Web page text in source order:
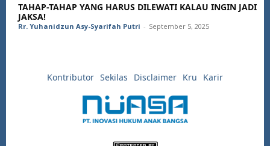
TAHAP-TAHAP YANG HARUS DILEWATI KALAU INGIN JADI
JAKSA!
Rr. Yuhanidzun Asy-Syarifah Putri - September 5, 2025
Kontributor Sekilas Disclaimer Kru Karir